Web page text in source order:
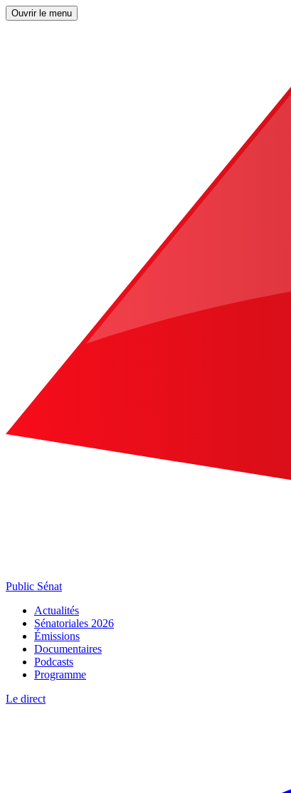
Ouvrir le menu
Public Sénat
Actualités
Sénatoriales 2026
Émissions
Documentaires
Podcasts
Programme
Le direct